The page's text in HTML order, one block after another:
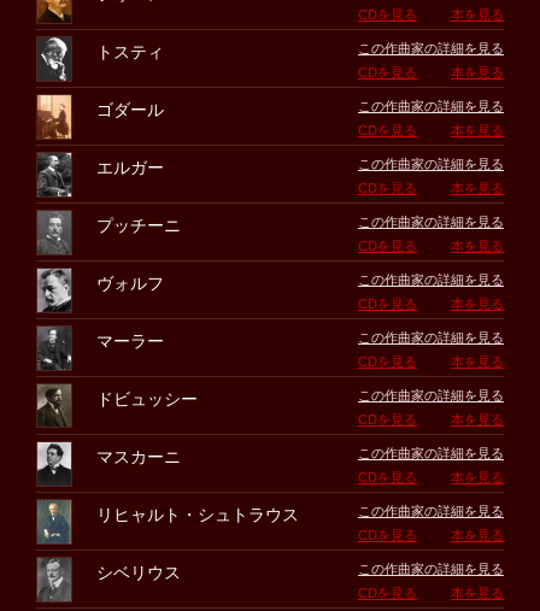
CDを見る
本を見る
トスティ
この作曲家の詳細を見る
CDを見る
本を見る
ゴダール
この作曲家の詳細を見る
CDを見る
本を見る
エルガー
この作曲家の詳細を見る
CDを見る
本を見る
プッチーニ
この作曲家の詳細を見る
CDを見る
本を見る
ヴォルフ
この作曲家の詳細を見る
CDを見る
本を見る
マーラー
この作曲家の詳細を見る
CDを見る
本を見る
ドビュッシー
この作曲家の詳細を見る
CDを見る
本を見る
マスカーニ
この作曲家の詳細を見る
CDを見る
本を見る
リヒャルト・シュトラウス
この作曲家の詳細を見る
CDを見る
本を見る
シベリウス
この作曲家の詳細を見る
CDを見る
本を見る